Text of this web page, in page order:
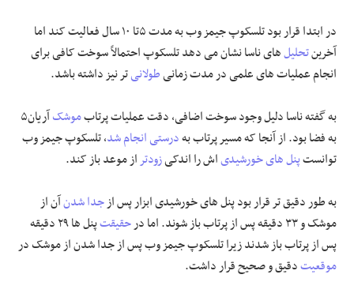
در ابتدا قرار بود تلسکوپ جیمز وب به مدت ۵تا ۱۰ سال فعالیت کند اما
آخرینتحلیلهای ناسا نشان می دهد تلسکوپ احتمالاً سوخت کافی برای
انجام عملیات های علمی در مدت زمانیطولانیتر نیز داشته باشد.
به گفته ناسا دلیل وجود سوخت اضافی، دقت عملیات پرتابموشک
آریان۵
به فضا بود. از آنجا که مسیر پرتاب بهدرستیانجام شد، تلسکوپ جیمز وب
توانستپنل های خورشیدیاش را اندکیزودتراز موعد باز کند.
به طور دقیق تر قرار بود پنل های خورشیدی ابزار پس ازجدا شدنآن از
موشک و ۳۳ دقیقه پس از پرتاب باز شوند. اما در
حقیقت
پنل ها ۲۹ دقیقه
پس از پرتاب باز شدند زیرا تلسکوپ جیمز وب پس از جدا شدن از موشک در
موقعیتدقیق و صحیح قرار داشت.